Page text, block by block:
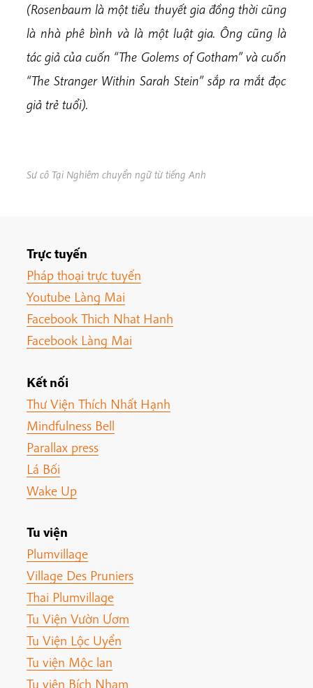
(Rosenbaum là một tiểu thuyết gia đồng thời cũng
là nhà phê bình và là một luật gia. Ông cũng là
tác giả của cuốn “The Golems ofGotham” và cuốn
“The Stranger Within Sarah Stein” sắp ra mắt đọc
giả trẻ tuổi).
Sư cô Tại Nghiêm chuyển ngữ từ tiếng Anh
Trực tuyến
Pháp thoại trực tuyến
Youtube Làng Mai
Facebook Thich Nhat Hanh
Facebook Làng Mai
Kết nối
Thư Viện Thích Nhất Hạnh
Mindfulness Bell
Parallax press
Lá Bối
Wake Up
Tu viện
Plumvillage
Village Des Pruniers
Thai Plumvillage
Tu Viện Vườn Ươm
Tu Viện Lộc Uyển
Tu viện Mộc lan
Tu viện Bích Nham